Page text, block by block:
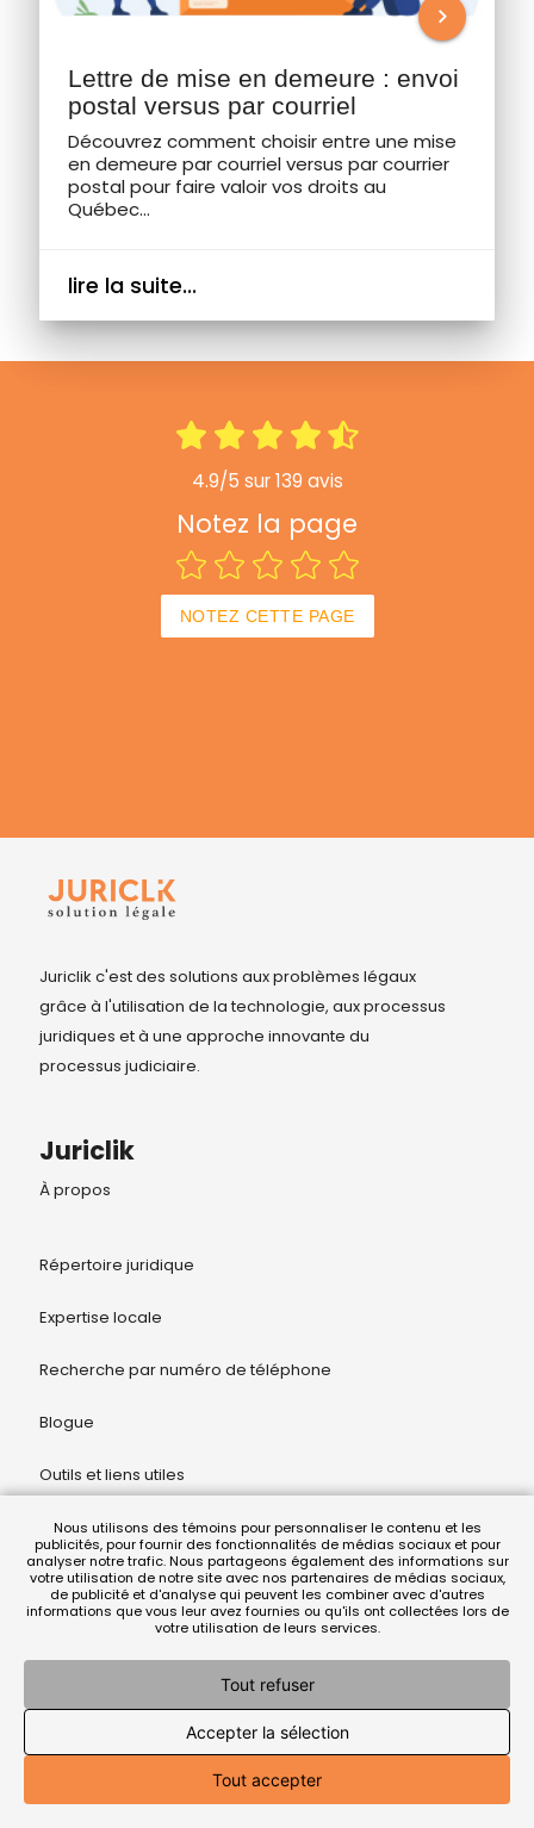
chevron_right
Lettre de mise en demeure : envoi
postal versus par courriel
Découvrez comment choisir entre une mise
en demeure par courriel versus par courrier
postal pour faire valoir vos droits au
Québec...
lire la suite...
4.9/5 sur 139 avis
Notez la page
NOTEZ CETTE PAGE
Juriclik c'est des solutions aux problèmes légaux
grâce à l'utilisation de la technologie, aux processus
juridiques et à une approche innovante du
processus judiciaire.
Juriclik
À propos
Répertoire juridique
Expertise locale
Recherche par numéro de téléphone
Blogue
Outils et liens utiles
Mise en demeure en ligne
Modèle de mise en demeure gratuit
Enquête prélocation
1 (438) 800-4013
Nous utilisons des témoins pour personnaliser le contenu et les
publicités, pour fournir des fonctionnalités de médias sociaux et pour
analyser notre trafic. Nous partageons également des informations sur
votre utilisation de notre site avec nos partenaires de médias sociaux,
de publicité et d'analyse qui peuvent les combiner avec d'autres
informations que vous leur avez fournies ou qu'ils ont collectées lors de
votre utilisation de leurs services.
Tout refuser
Accepter la sélection
Tout accepter